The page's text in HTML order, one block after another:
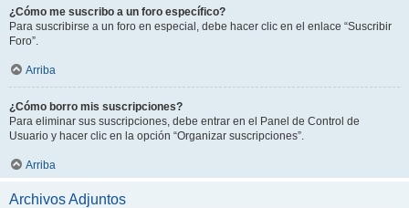
¿Cómo me suscribo a un foro específico?
Para suscribirse a un foro en especial, debe hacer clic en el enlace “Suscribir
Foro”.
Arriba
¿Cómo borro mis suscripciones?
Para eliminar sus suscripciones, debe entrar en el Panel de Control de
Usuario y hacer clic en la opción “Organizar suscripciones”.
Arriba
Archivos Adjuntos